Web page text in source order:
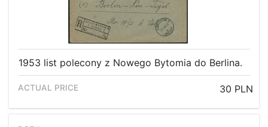
1953 list polecony z Nowego Bytomia do Berlina.
30 PLN